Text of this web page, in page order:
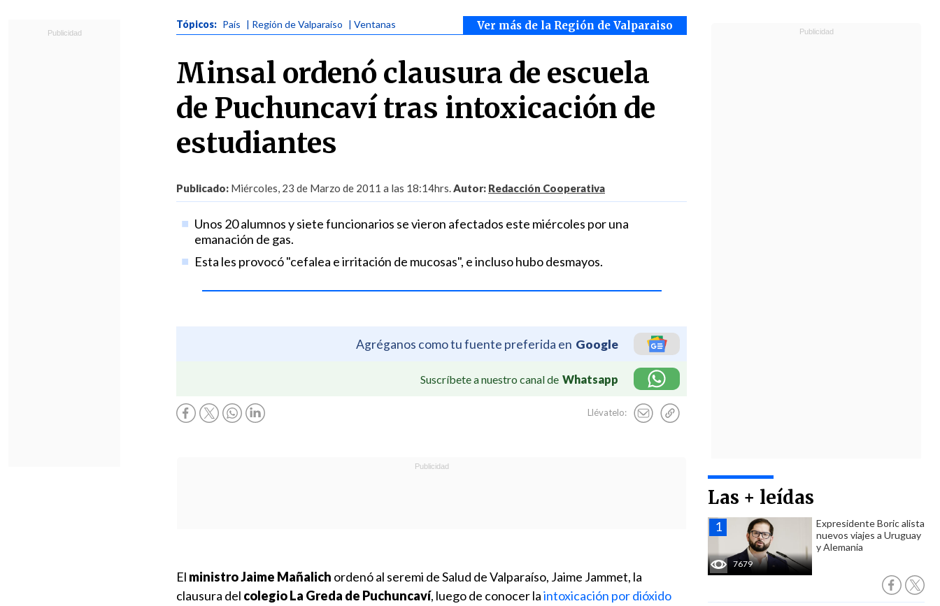
Ver más de la Región de Valparaiso
Tópicos: País | Región de Valparaíso | Ventanas
Minsal ordenó clausura de escuela
de Puchuncaví tras intoxicación de
estudiantes
Publicado: Miércoles, 23 de Marzo de 2011 a las 18:14hrs.Autor: Redacción Cooperativa
Unos 20 alumnos y siete funcionarios se vieron afectados este miércoles por una
emanación de gas.
Esta les provocó "cefalea e irritación de mucosas", e incluso hubo desmayos.
Agréganos como tu fuente preferida en Google
Suscríbete a nuestro canal de Whatsapp
Llévatelo:
Las + leídas
7679
Expresidente Boric alista
nuevos viajes a Uruguay
y Alemania
El ministro Jaime Mañalich ordenó al seremi de Salud de Valparaíso, Jaime Jammet, la
clausura del colegio La Greda de Puchuncaví, luego de conocer laintoxicación por dióxido